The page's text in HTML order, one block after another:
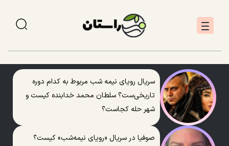
سریال رویای نیمه شب مربوط به کدام دوره
تاریخی‌ست؟ سلطان محمد خدابنده کیست و
شهر حله کجاست؟
صوفیا در سریال «رویای نیمه‌شب» کیست؟